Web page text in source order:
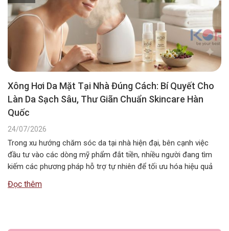
Xông Hơi Da Mặt Tại Nhà Đúng Cách: Bí Quyết Cho
Làn Da Sạch Sâu, Thư Giãn Chuẩn Skincare Hàn
Quốc
24/07/2026
Trong xu hướng chăm sóc da tại nhà hiện đại, bên cạnh việc
đầu tư vào các dòng mỹ phẩm đắt tiền, nhiều người đang tìm
kiếm các phương pháp hỗ trợ tự nhiên để tối ưu hóa hiệu quả
mang lại cảm…
Đọc thêm